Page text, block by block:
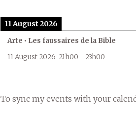
11 August 2026
Arte • Les faussaires de la Bible
11 August 2026 21h00 - 23h00
To sync my events with your